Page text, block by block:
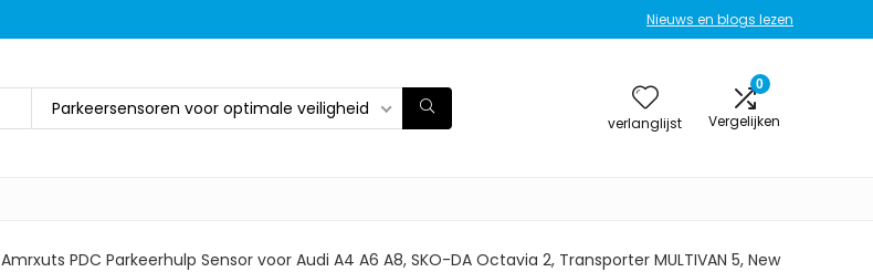
Nieuws en blogs lezen
Parkeersensoren voor optimale veiligheid
verlanglijst
0
Vergelijken
Amrxuts PDC Parkeerhulp Sensor voor Audi A4 A6 A8, SKO-DA Octavia 2, Transporter MULTIVAN 5, New